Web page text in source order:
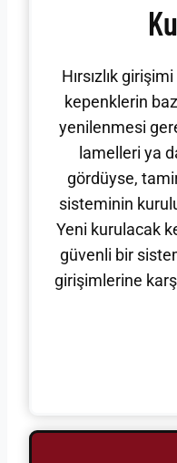
Hırsızlık
kepenklerin
yenilenmesi
lamelleri ya
gördüyse,
sisteminin
Yeni kurulacak
güvenli bir
girişimlerine